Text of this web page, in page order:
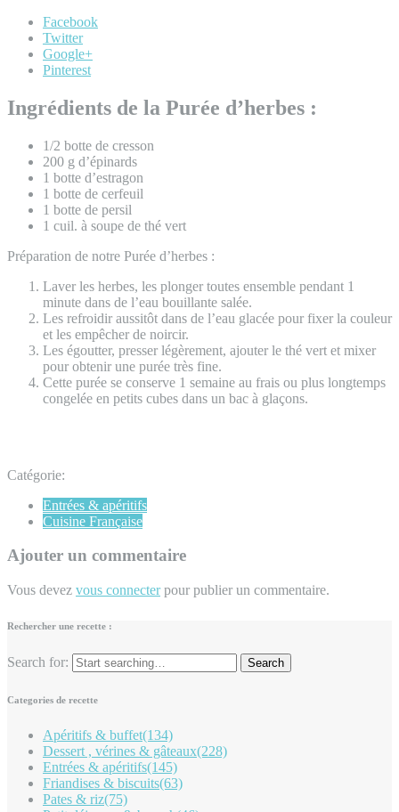
Facebook
Twitter
Google+
Pinterest
Ingrédients de la Purée d’herbes :
1/2 botte de cresson
200 g d’épinards
1 botte d’estragon
1 botte de cerfeuil
1 botte de persil
1 cuil. à soupe de thé vert
Préparation de notre Purée d’herbes :
Laver les herbes, les plonger toutes ensemble pendant 1
minute dans de l’eau bouillante salée.
Les refroidir aussitôt dans de l’eau glacée pour fixer la couleur
et les empêcher de noircir.
Les égoutter, presser légèrement, ajouter le thé vert et mixer
pour obtenir une purée très fine.
Cette purée se conserve 1 semaine au frais ou plus longtemps
congelée en petits cubes dans un bac à glaçons.
Catégorie:
Entrées & apéritifs
Cuisine Française
Ajouter un commentaire
Vous devez vous connecterpour publier un commentaire.
Rechercher une recette :
Search for:
Categories de recette
Apéritifs & buffet(134)
Dessert , vérines & gâteaux(228)
Entrées & apéritifs(145)
Friandises & biscuits(63)
Pates & riz(75)